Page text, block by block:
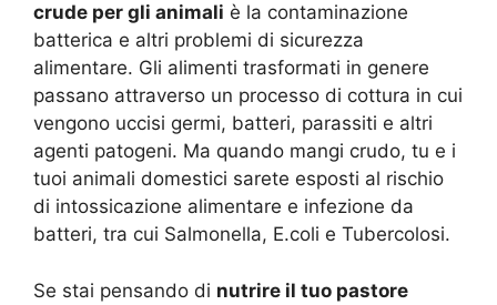
crude per gli animali è la contaminazione
batterica e altri problemi di sicurezza
alimentare. Gli alimenti trasformati in genere
passano attraverso un processo di cottura in cui
vengono uccisi germi, batteri, parassiti e altri
agenti patogeni. Ma quando mangi crudo, tu e i
tuoi animali domestici sarete esposti al rischio
di intossicazione alimentare e infezione da
batteri, tra cui Salmonella, E.coli e Tubercolosi.
Se stai pensando di nutrire il tuo pastore